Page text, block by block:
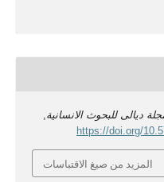
ديالى للبحوث الانسانية,
https://doi.org/
المزيد من صيغ الاقتباسات